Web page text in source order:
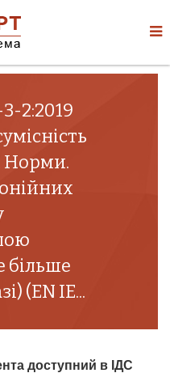
2:2019
Норми.
більше
(EN IE...
доступний в ІДС